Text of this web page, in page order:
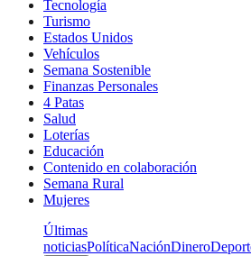
Tecnología
Turismo
Estados Unidos
Vehículos
Semana Sostenible
Finanzas Personales
4 Patas
Salud
Loterías
Educación
Contenido en colaboración
Semana Rural
Mujeres
Últimas
noticiasPolíticaNaciónDinero